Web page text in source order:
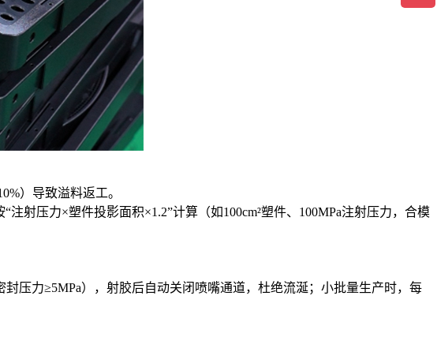
）导致溢料返工。
射压力×塑件投影面积×1.2”计算（如100cm²塑件、100MPa注射压力，合模
力≥5MPa），射胶后自动关闭喷嘴通道，杜绝流涎；小批量生产时，每